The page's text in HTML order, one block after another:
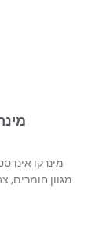
מינרקו
מגוון חומרים,